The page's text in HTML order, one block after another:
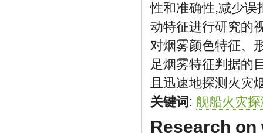
性和准确性,减少误
动特征进行研究的
对烟雾颜色特征、
足烟雾特征判据的
且迅速地探测火灾
关键词 : 舰船火灾
Research